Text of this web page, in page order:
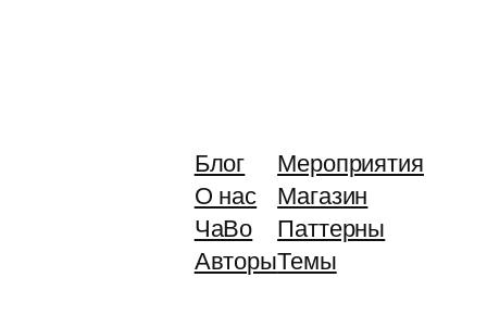
Блог
О нас
ЧаВо
Авторы
Мероприятия
Магазин
Паттерны
Темы